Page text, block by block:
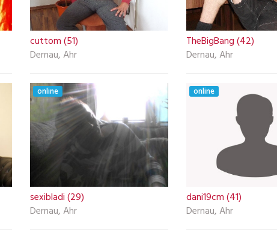
cuttom (51)
Dernau, Ahr
TheBigBang (42)
Dernau, Ahr
online
sexibladi (29)
Dernau, Ahr
online
dani19cm (41)
Dernau, Ahr